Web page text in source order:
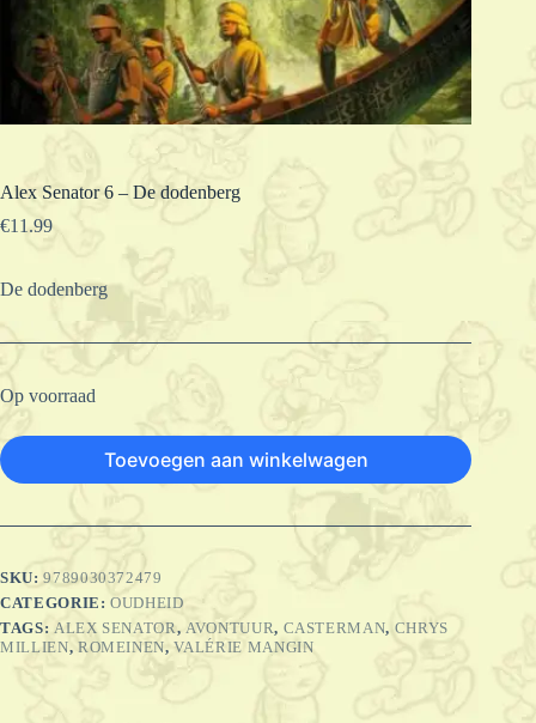
Alex Senator 6 – De dodenberg
€11.99
De dodenberg
Op voorraad
Toevoegen aan winkelwagen
SKU:9789030372479
CATEGORIE:OUDHEID
TAGS: ALEX SENATOR, AVONTUUR, CASTERMAN, CHRYS
MILLIEN, ROMEINEN,VALÉRIE MANGIN